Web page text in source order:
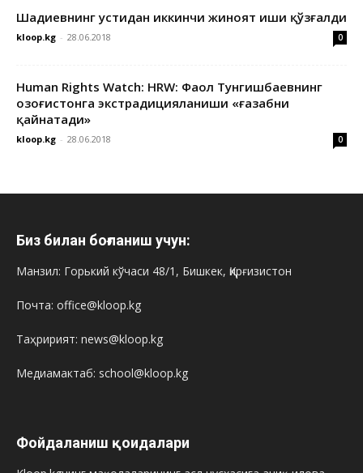
Шадиевнинг устидан иккинчи жиноят иши қўзғалди
kloop.kg - 28.06.2018 0
Human Rights Watch: HRW: Фаол Тунгишбаевнинг
Қозоғистонга экстрадицияланиши «ғазабни
қайнатади»
kloop.kg - 28.06.2018 0
Биз билан боғланиш учун:
Манзил: Горький кўчаси 48/1, Бишкек, Қирғизистон
Почта: office@kloop.kg
Таҳририят: news@kloop.kg
Медиамактаб: school@kloop.kg
Фойдаланиш қоидалари